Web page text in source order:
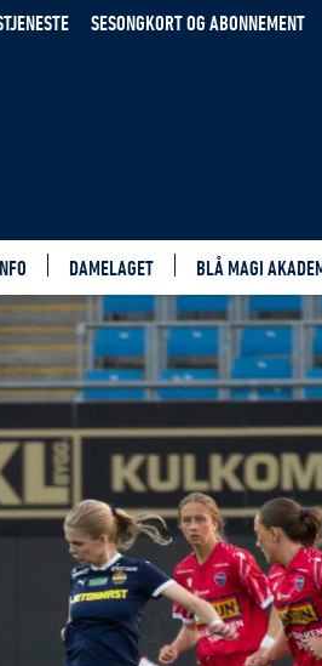
SESONGKORT OG ABONNEMENT
DAMELAGET BLÅ MAGI